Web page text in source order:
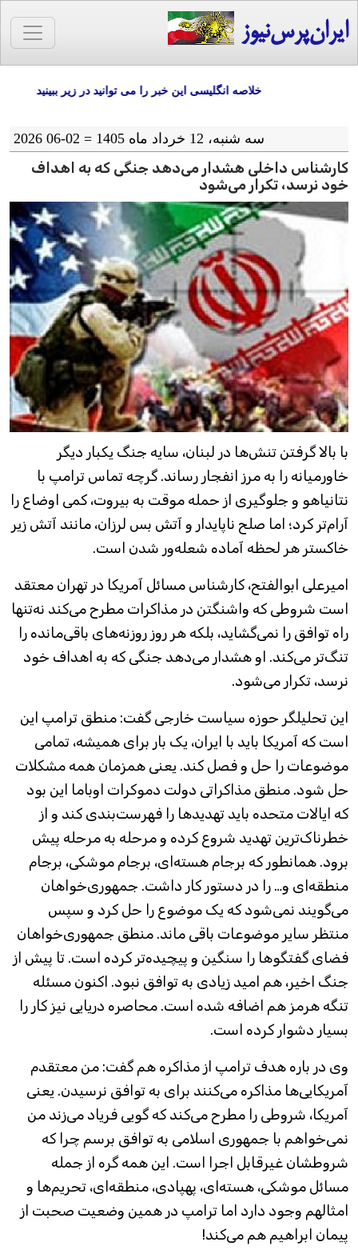
ایران‌پرس‌نیوز
خلاصه انگلیسی این خبر را می توانید در زیر ببینید
سه شنبه، 12 خرداد ماه 1405 = 02-06 2026
کارشناس داخلی هشدار می‌دهد جنگی که به اهداف
خود نرسد، تکرار می‌شود
با بالا گرفتن تنش‌ها در لبنان، سایه جنگ یکبار دیگر
خاورمیانه را به مرز انفجار رساند. گرچه تماس ترامپ با
نتانیاهو و جلوگیری از حمله موقت به بیروت، کمی اوضاع را
آرام‌تر کرد؛ اما صلح ناپایدار و آتش بس لرزان، مانند آتش زیر
خاکستر هر لحظه آماده شعله‌ور شدن است.
امیرعلی ابوالفتح، کارشناس مسائل آمریکا در تهران معتقد
است شروطی که واشنگتن در مذاکرات مطرح می‌کند نه‌تنها
راه توافق را نمی‌گشاید، بلکه هر روز روزنه‌های باقی‌مانده را
تنگ‌تر می‌کند. او هشدار می‌دهد جنگی که به اهداف خود
نرسد، تکرار می‌شود.
این تحلیلگر حوزه سیاست خارجی گفت: منطق ترامپ این
است که آمریکا باید با ایران، یک بار برای همیشه، تمامی
موضوعات را حل و فصل کند. یعنی همزمان همه مشکلات
حل شود. منطق مذاکراتی دولت دموکرات اوباما این بود
که ایالات متحده باید تهدیدها را فهرست‌بندی کند و از
خطرناک‌ترین تهدید شروع کرده و مرحله به مرحله پیش
برود. همانطور که برجام هسته‌ای، برجام موشکی، برجام
منطقه‌ای و… را در دستور کار داشت. جمهوری‌خواهان
می‌گویند نمی‌شود که یک موضوع را حل کرد و سپس
منتظر سایر موضوعات باقی ماند. منطق جمهوری‌خواهان
فضای گفتگوها را سنگین و پیچیده‌تر کرده است. تا پیش از
جنگ اخیر، هم امید زیادی به توافق نبود. اکنون مسئله
تنگه هرمز هم اضافه شده است. محاصره دریایی نیز کار را
بسیار دشوار کرده است.
وی در باره هدف ترامپ از مذاکره هم گفت: من معتقدم
آمریکایی‌ها مذاکره می‌کنند برای به توافق نرسیدن. یعنی
آمریکا، شروطی را مطرح می‌کند که گویی فریاد می‌زند من
نمی‌خواهم با جمهوری اسلامی به توافق برسم چرا که
شروطشان غیرقابل اجرا است. این همه گره از جمله
مسائل موشکی، هسته‌ای، پهپادی، منطقه‌ای، تحریم‌ها و
امثالهم وجود دارد اما ترامپ در همین وضعیت صحبت از
پیمان ابراهیم هم می‌کند!